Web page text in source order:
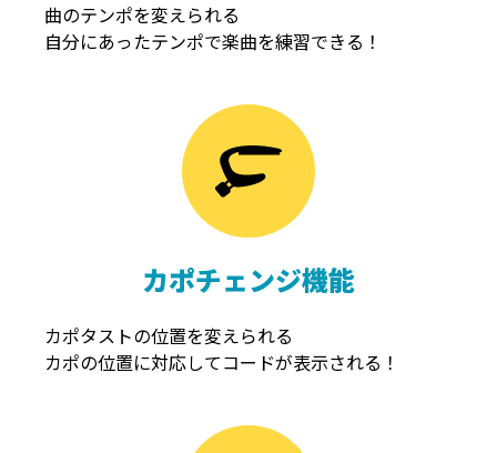
曲のテンポを変えられる
自分にあったテンポで楽曲を練習できる！
カポチェンジ機能
カポタストの位置を変えられる
カポの位置に対応してコードが表示される！